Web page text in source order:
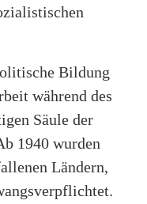
Bildung
während des
Säule der
1940 wurden
Ländern,